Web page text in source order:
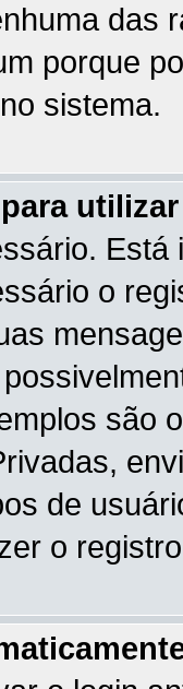
das
porque
sistema.
o
são
de
o